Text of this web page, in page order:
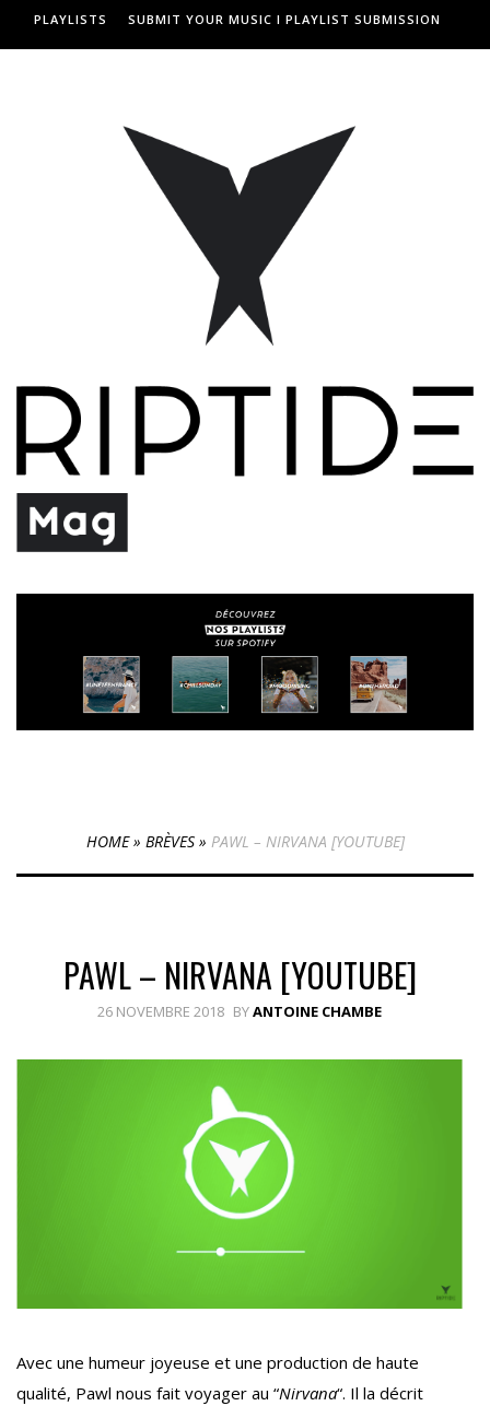
PLAYLISTS SUBMIT YOUR MUSIC I PLAYLIST SUBMISSION
HOME» BRÈVES» PAWL – NIRVANA [YOUTUBE]
PAWL – NIRVANA [YOUTUBE]
26 NOVEMBRE 2018 BYANTOINE CHAMBE
Avec une humeur joyeuse et une production de haute
qualité, Pawl nous fait voyager au “Nirvana“. Il la décrit